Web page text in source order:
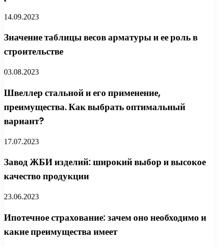
14.09.2023
Значение таблицы весов арматуры и ее роль в
строительстве
03.08.2023
Швеллер стальной и его применение,
преимущества. Как выбрать оптимальный
вариант?
17.07.2023
Завод ЖБИ изделий: широкий выбор и высокое
качество продукции
23.06.2023
Ипотечное страхование: зачем оно необходимо и
какие преимущества имеет